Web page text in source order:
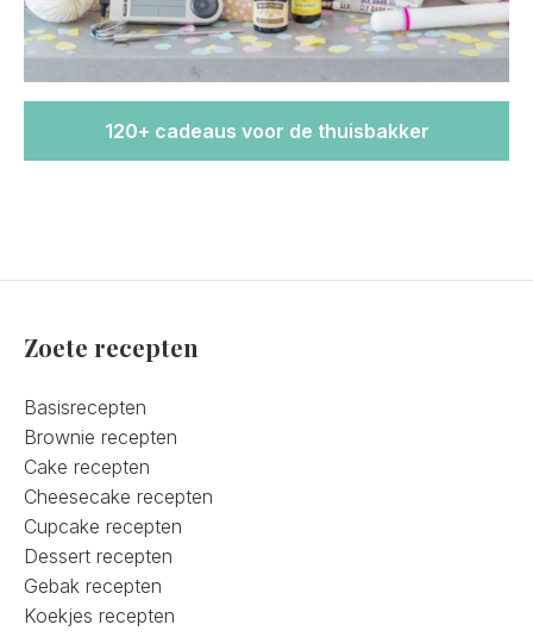
120+ cadeaus voor de thuisbakker
Zoete recepten
Basisrecepten
Brownie recepten
Cake recepten
Cheesecake recepten
Cupcake recepten
Dessert recepten
Gebak recepten
Koekjes recepten